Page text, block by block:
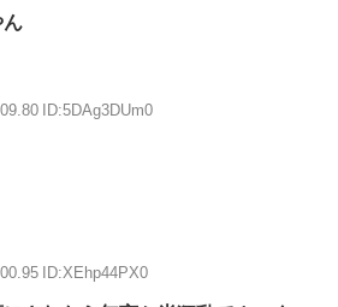
ん
ID:5DAg3DUm0
ID:XEhp44PX0